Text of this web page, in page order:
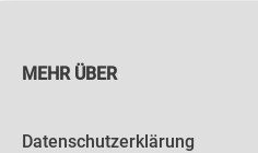
MEHR ÜBER
Datenschutzerklärung